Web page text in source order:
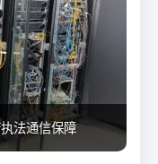
法通信保障